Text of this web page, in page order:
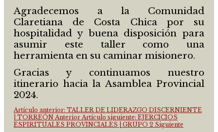
Agradecemos a la Comunidad
Claretiana de Costa Chica por su
hospitalidad y buena disposición para
asumir este taller como una
herramienta en su caminar misionero.
Gracias y continuamos nuestro
itinerario hacia la Asamblea Provincial
2024.
Artículo anterior: TALLER DE LIDERAZGO DISCERNIENTE
| TORREÓN Anterior Artículo siguiente: EJERCICIOS
ESPIRITUALES PROVINCIALES | GRUPO 2 Siguiente